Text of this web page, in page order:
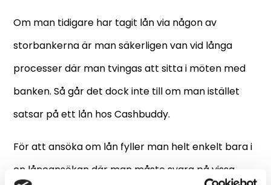
Om man tidigare har tagit lån via någon av
storbankerna är man säkerligen van vid långa
processer där man tvingas att sitta i möten med
banken. Så går det dock inte till om man istället
satsar på ett lån hos Cashbuddy.
För att ansöka om lån fyller man helt enkelt bara i
en låneansökan där man måste svara på vissa